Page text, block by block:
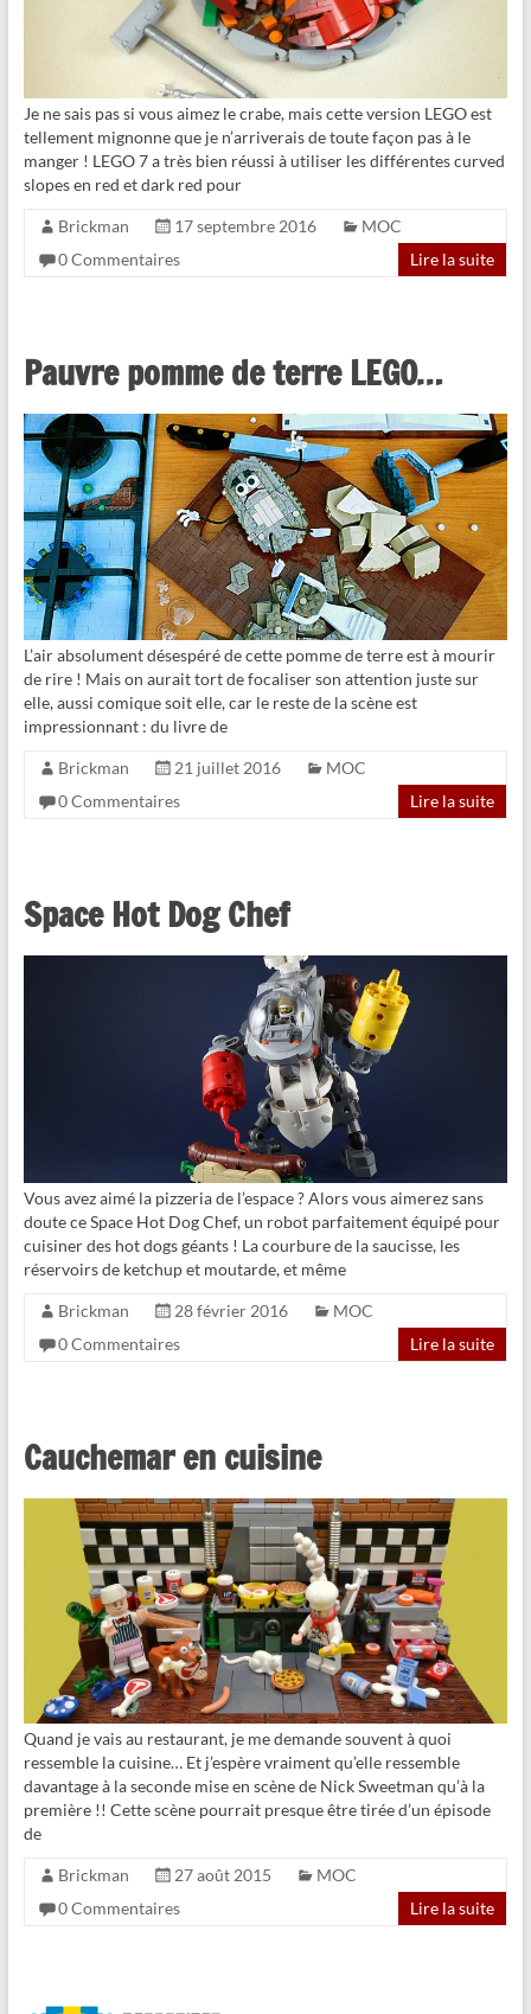
Je ne sais pas si vous aimez le crabe, mais cette version LEGO est
tellement mignonne que je n’arriverais de toute façon pas à le
manger ! LEGO 7 a très bien réussi à utiliser les différentes curved
slopes en red et dark red pour
Brickman 17 septembre 2016
MOC
0 Commentaires
Lire la suite
Pauvre pomme de terre LEGO…
L’air absolument désespéré de cette pomme de terre est à mourir
de rire ! Mais on aurait tort de focaliser son attention juste sur
elle, aussi comique soit elle, car le reste de la scène est
impressionnant : du livre de
Brickman 21 juillet 2016
MOC
0 Commentaires
Lire la suite
Space Hot Dog Chef
Vous avez aimé la pizzeria de l’espace ? Alors vous aimerez sans
doute ce Space Hot Dog Chef, un robot parfaitement équipé pour
cuisiner des hot dogs géants ! La courbure de la saucisse, les
réservoirs de ketchup et moutarde, et même
Brickman 28 février 2016
MOC
0 Commentaires
Lire la suite
Cauchemar en cuisine
Quand je vais au restaurant, je me demande souvent à quoi
ressemble la cuisine… Et j’espère vraiment qu’elle ressemble
davantage à la seconde mise en scène de Nick Sweetman qu’à la
première !! Cette scène pourrait presque être tirée d’un épisode
de
Brickman 27 août 2015
MOC
0 Commentaires
Lire la suite